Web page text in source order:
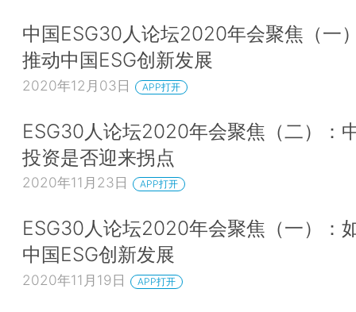
很大的作用，包括金融相关的行业协会，行业协会有没有关注到绿色
不能有效发挥职能，这也是很重要的问题。
求贷款必须有抵押品，金融机构就比较困难了。我们做了案例调研，
通过治理环境形成的生态资产基本上没有办法作为有效资产进行抵押
有办法估值，大概是靠企业自身信用和其它非绿色资产作为银行贷款
从教育的角度，中国应该从小学就开始培养小学生知道我们怎么样绿
峰、碳中和目标应该加到小学生课本里。
还有一个范畴是社区，社区有教育的问题，有零碳社区排放的问题。
中国ESG30人论坛2020年会聚焦（一
推动中国ESG创新发展
2020年12月03日 APP打开
ESG30人论坛2020年会聚焦（二）：
投资是否迎来拐点
2020年11月23日 APP打开
ESG30人论坛2020年会聚焦（一）：
中国ESG创新发展
2020年11月19日 APP打开